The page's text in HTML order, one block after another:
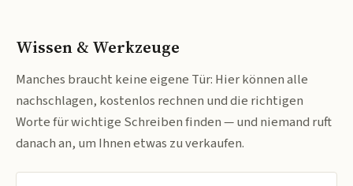
Wissen & Werkzeuge
Manches braucht keine eigene Tür: Hier können alle
nachschlagen, kostenlos rechnen und die richtigen
Worte für wichtige Schreiben finden — und niemand ruft
danach an, um Ihnen etwas zu verkaufen.